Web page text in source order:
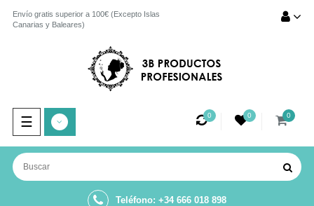
Envío gratis superior a 100€ (Excepto Islas
Canarias y Baleares)
Navegación
de
palanca
☰ 0 0 0
Teléfono: +34 666 018 898